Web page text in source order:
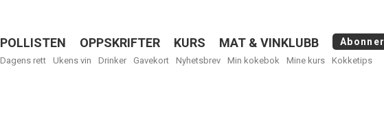
Menu
POLLISTEN OPPSKRIFTER KURS MAT & VINKLUBB Abonner
Dagens rett Ukens vin Drinker Gavekort Nyhetsbrev Min kokebok Mine kurs Kokketips